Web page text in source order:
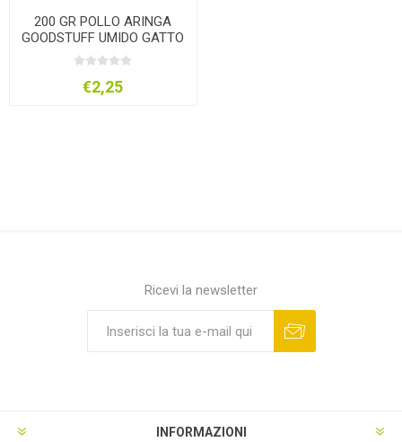
200 GR POLLO ARINGA
GOODSTUFF UMIDO GATTO
€2,25
Ricevi la newsletter
INFORMAZIONI